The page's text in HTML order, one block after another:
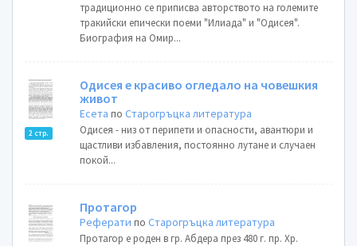
традиционно се приписва авторството на големите
тракийски епически поеми "Илиада" и "Одисея".
Биография на Омир...
2 стр.
Одисея е красиво огледало на човешкия
живот
Есета поСтарогръцка литература
Одисея - низ от перипети и опасности, авантюри и
щастливи избавления, постоянно лутане и случаен
покой...
Протагор
Реферати поСтарогръцка литература
Протагор е роден в гр. Абдера през 480 г. пр. Хр.